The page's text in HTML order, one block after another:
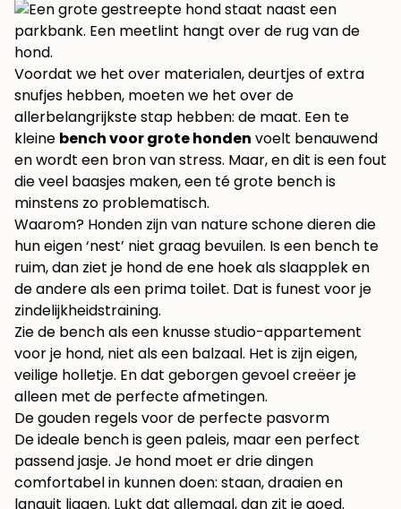
Voordat we het over materialen, deurtjes of extra
snufjes hebben, moeten we het over de
allerbelangrijkste stap hebben: de maat. Een te
kleine bench voor grote honden voelt benauwend
en wordt een bron van stress. Maar, en dit is een fout
die veel baasjes maken, een té grote bench is
minstens zo problematisch.
Waarom? Honden zijn van nature schone dieren die
hun eigen ‘nest’ niet graag bevuilen. Is een bench te
ruim, dan ziet je hond de ene hoek als slaapplek en
de andere als een prima toilet. Dat is funest voor je
zindelijkheidstraining.
Zie de bench als een knusse studio-appartement
voor je hond, niet als een balzaal. Het is zijn eigen,
veilige holletje. En dat geborgen gevoel creëer je
alleen met de perfecte afmetingen.
De gouden regels voor de perfecte pasvorm
De ideale bench is geen paleis, maar een perfect
passend jasje. Je hond moet er drie dingen
comfortabel in kunnen doen: staan, draaien en
languit liggen. Lukt dat allemaal, dan zit je goed.